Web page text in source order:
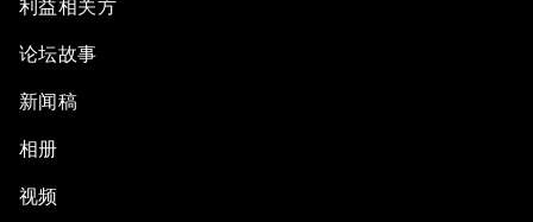
利益相关方
论坛故事
新闻稿
相册
视频